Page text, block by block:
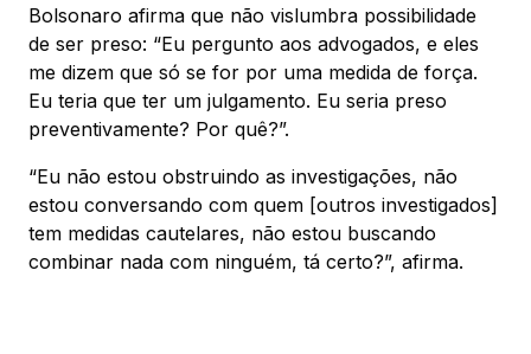
Bolsonaro afirma que não vislumbra possibilidade
de ser preso: “Eu pergunto aos advogados, e eles
me dizem que só se for por uma medida de força.
Eu teria que ter um julgamento. Eu seria preso
preventivamente? Por quê?”.
“Eu não estou obstruindo as investigações, não
estou conversando com quem [outros investigados]
tem medidas cautelares, não estou buscando
combinar nada com ninguém, tá certo?”, afirma.